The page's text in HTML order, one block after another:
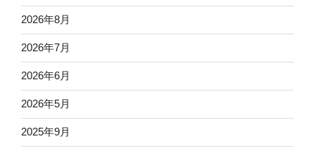
2026年8月
2026年7月
2026年6月
2026年5月
2025年9月